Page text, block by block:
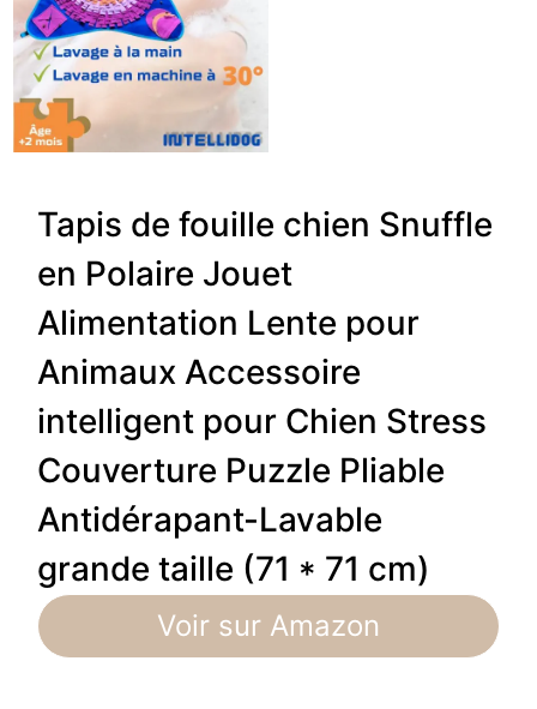
Tapis de fouille chien Snuffle
en Polaire Jouet
Alimentation Lente pour
Animaux Accessoire
intelligent pour Chien Stress
Couverture Puzzle Pliable
Antidérapant-Lavable
grande taille (71 * 71 cm)
Voir sur Amazon